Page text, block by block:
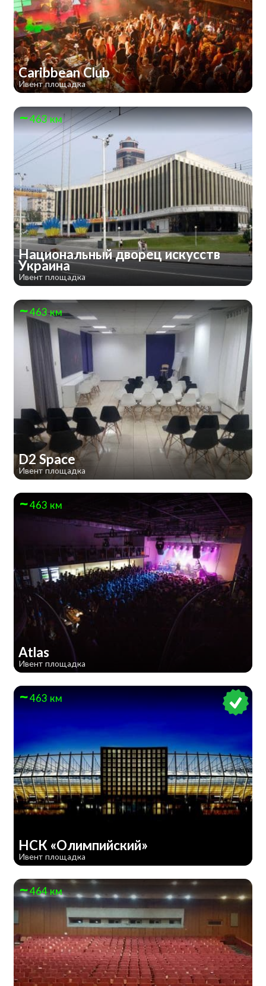
Caribbean Club
Ивент площадка
463 км
Национальный дворец искусств
Украина
Ивент площадка
463 км
D2 Space
Ивент площадка
463 км
Atlas
Ивент площадка
463 км
НСК «Олимпийский»
Ивент площадка
464 км